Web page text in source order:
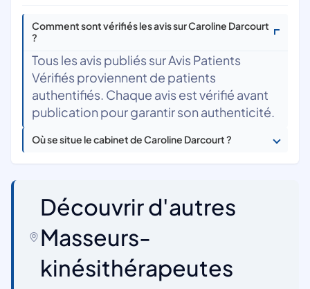
Comment sont vérifiés les avis sur Caroline Darcourt
?
Tous les avis publiés sur Avis Patients
Vérifiés proviennent de patients
authentifiés. Chaque avis est vérifié avant
publication pour garantir son authenticité.
Où se situe le cabinet de Caroline Darcourt ?
Découvrir d'autres
Masseurs-
kinésithérapeutes